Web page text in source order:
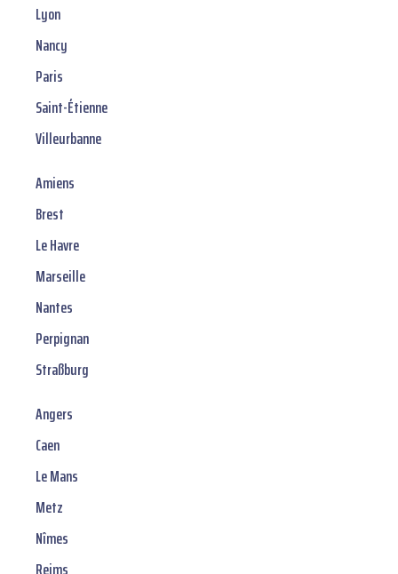
Lyon
Nancy
Paris
Saint-Étienne
Villeurbanne
Amiens
Brest
Le Havre
Marseille
Nantes
Perpignan
Straßburg
Angers
Caen
Le Mans
Metz
Nîmes